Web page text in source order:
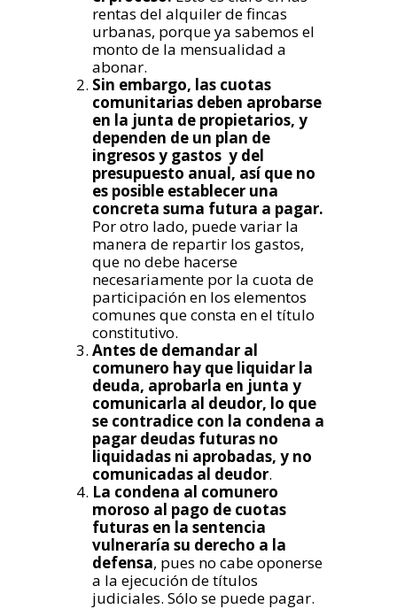
rentas del alquiler de fincas
urbanas, porque ya sabemos el
monto de la mensualidad a
abonar.
Sin embargo, las cuotas
comunitarias deben aprobarse
en la junta de propietarios, y
dependen de un plan de
ingresos y gastos y del
presupuesto anual, así que no
es posible establecer una
concreta suma futura a pagar.
Por otro lado, puede variar la
manera de repartir los gastos,
que no debe hacerse
necesariamente por la cuota de
participación en los elementos
comunes que consta en el título
constitutivo.
Antes de demandar al
comunero hay que liquidar la
deuda, aprobarla en junta y
comunicarla al deudor, lo que
se contradice con la condena a
pagar deudas futuras no
liquidadas ni aprobadas, y no
comunicadas al deudor.
La condena al comunero
moroso al pago de cuotas
futuras en la sentencia
vulneraría su derecho a la
defensa, pues no cabe oponerse
a la ejecución de títulos
judiciales. Sólo se puede pagar.